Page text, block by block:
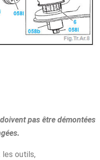
pas être démontées
les outils,